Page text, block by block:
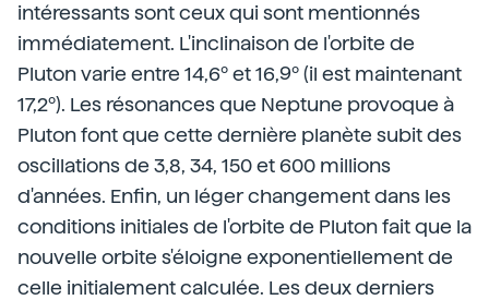
intéressants sont ceux qui sont mentionnés
immédiatement. L'inclinaison de l'orbite de
Pluton varie entre 14,6º et 16,9º (il est maintenant
17,2º). Les résonances que Neptune provoque à
Pluton font que cette dernière planète subit des
oscillations de 3,8, 34, 150 et 600 millions
d'années. Enfin, un léger changement dans les
conditions initiales de l'orbite de Pluton fait que la
nouvelle orbite s'éloigne exponentiellement de
celle initialement calculée. Les deux derniers